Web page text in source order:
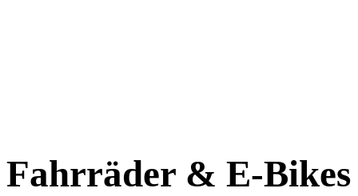
Fahrräder & E-Bikes